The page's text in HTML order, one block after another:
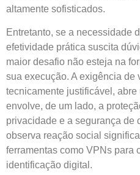
altamente sofisticados.
Entretanto, se a necessidade
efetividade prática suscita
maior desafio não esteja na
sua execução. A exigência de
tecnicamente justificável,
envolve, de um lado, a
privacidade e a segurança de
observa reação social
ferramentas como VPNs para
identificação digital.